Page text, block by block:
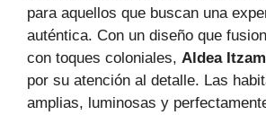
para aquellos que buscan una
auténtica. Con un diseño que
con toques coloniales, Aldea
por su atención al detalle. Las
amplias, luminosas y